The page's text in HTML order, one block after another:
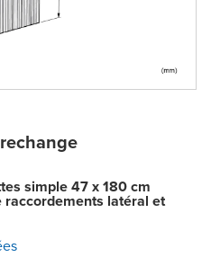
simple 47 x 180 cm
latéral et